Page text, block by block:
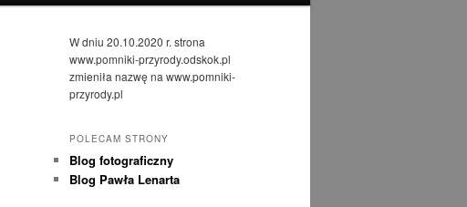
W dniu 20.10.2020 r. strona
www.pomniki-przyrody.odskok.pl
zmieniła nazwę na www.pomniki-
przyrody.pl
POLECAM STRONY
Blog fotograficzny
Blog Pawła Lenarta